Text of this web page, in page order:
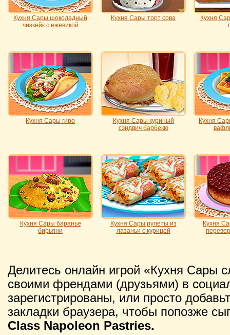
Кухня Сары шоколадный
чизкейк с ежевикой
Кухня Сары торт сова
Кухня
Кухня Сары гиро
Кухня Сары куриный
сэндвич барбекю
Кухня
Кухня Сары баранье
бирьяни
Кухня Сары рулеты из
лазаньи с курицей
Кухня
Делитесь онлайн игрой «Кухня Сары
своими френдами (друзьями) в
зарегистрированы, или просто
закладки браузера, чтобы попозже
Class Napoleon Pastries.